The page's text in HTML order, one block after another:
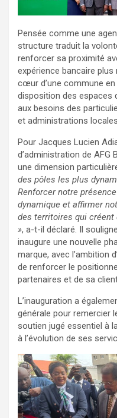
Pensée comme une
structure traduit la
renforcer sa proximité
expérience bancaire
cœur d’une commune
disposition des espaces
aux besoins des
et administrations
Pour Jacques Lucien
d’administration de AFG
une dimension
des pôles les plus
Renforcer notre
dynamique et affirmer
des territoires qui créent
», a-t-il déclaré. Il
inaugure une nouvelle
marque, avec l’ambition
de renforcer le
partenaires et de sa
L’inauguration a
générale pour remercier
soutien jugé essentiel à
à l’évolution de ses